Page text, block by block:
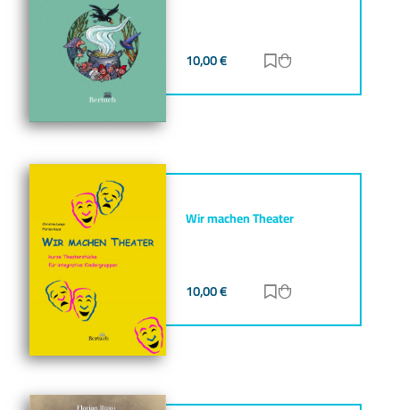
10,00€ Zur Merkliste
Wir machen Theater
10,00€ Zur Merkliste